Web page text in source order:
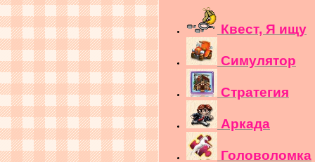
Квест, Я ищу
Симулятор
Стратегия
Аркада
Головоломка